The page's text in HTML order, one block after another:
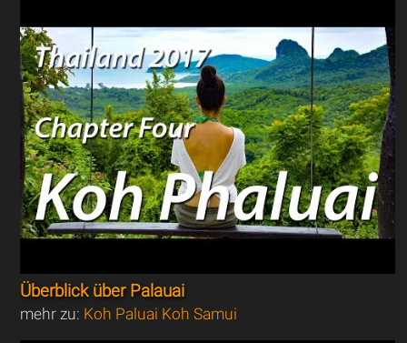
Überblick über Palauai
mehr zu: Koh Paluai Koh Samui